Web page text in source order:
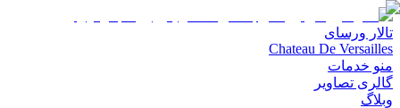
تالار ورسای
Chateau De Versailles
منو خدمات
گالری تصاویر
وبلاگ